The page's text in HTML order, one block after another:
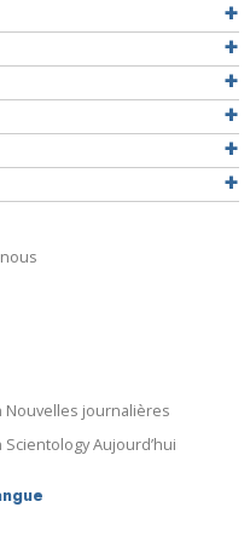
Nouvelles journalières
Aujourd’hui